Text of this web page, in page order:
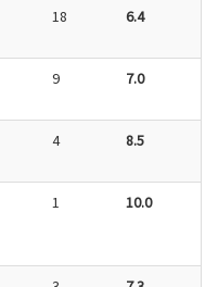
18 6.4
9 7.0
4 8.5
1 10.0